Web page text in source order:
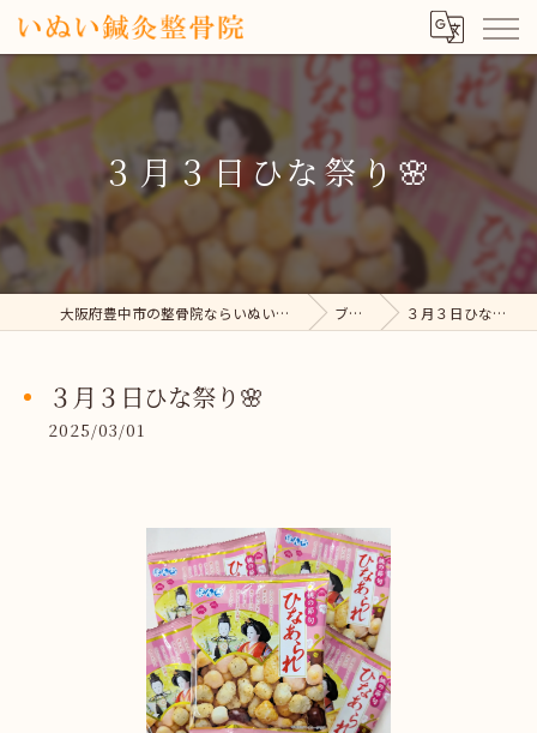
３月３日ひな祭り🌸
大阪府豊中市の整骨院ならいぬい鍼灸整骨院 ブログ ３月３日ひな祭り🌸
３月３日ひな祭り🌸
2025/03/01